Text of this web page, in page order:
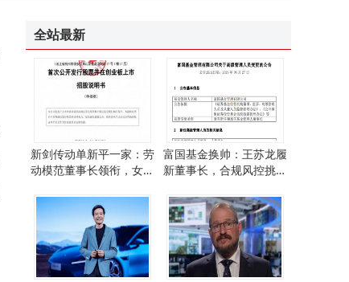
全站最新
新剑传动单新平一家：劳
动模范董事长领衔，女儿
富国基金换帅：王苏龙履
新董事长，合规风控挑战